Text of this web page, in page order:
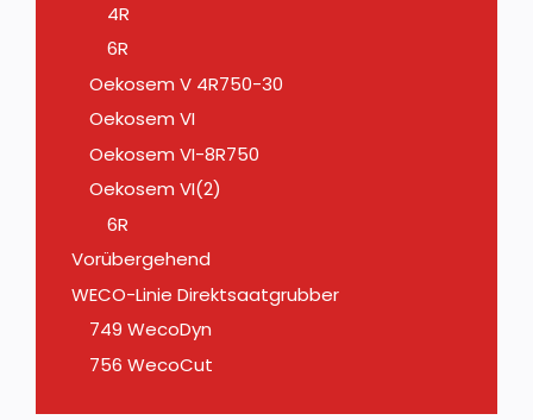
4R
6R
Oekosem V 4R750-30
Oekosem VI
Oekosem VI-8R750
Oekosem VI(2)
6R
Vorübergehend
WECO-Linie Direktsaatgrubber
749 WecoDyn
756 WecoCut